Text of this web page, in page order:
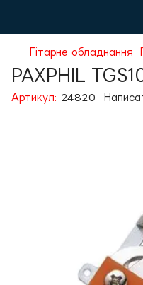
Гітарне обладнання
PAXPHIL
Артикул: 24820